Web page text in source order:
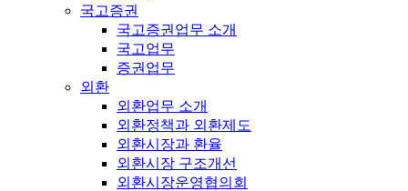
국고증권
국고증권업무 소개
국고업무
증권업무
외환
외환업무 소개
외환정책과 외환제도
외환시장과 환율
외환시장 구조개선
외환시장운영협의회